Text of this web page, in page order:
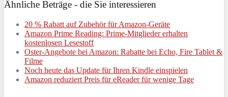
Ähnliche Beträge - die Sie interessieren
20 % Rabatt auf Zubehör für Amazon-Geräte
Amazon Prime Reading: Prime-Mitglieder erhalten
kostenlosen Lesestoff
Oster-Angebote bei Amazon: Rabatte bei Echo, Fire Tablet &
Filme
Noch heute das Update für Ihren Kindle einspielen
Amazon reduziert Preis für eReader für wenige Tage